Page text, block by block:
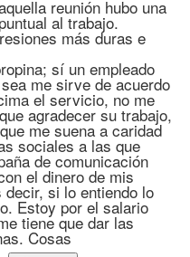
reunión hubo una
al trabajo.
más duras e
sí un empleado
me sirve de acuerdo
el servicio, no me
agradecer su trabajo,
me suena a caridad
sociales a las que
de comunicación
el dinero de mis
si lo entiendo lo
Estoy por el salario
tiene que dar las
Cosas